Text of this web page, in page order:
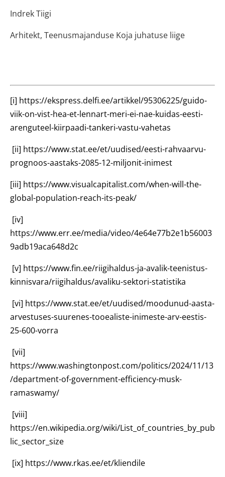
Indrek Tiigi
Arhitekt, Teenusmajanduse Koja juhatuse liige
[i] https://ekspress.delfi.ee/artikkel/95306225/guido-
viik-on-vist-hea-et-lennart-meri-ei-nae-kuidas-eesti-
arenguteel-kiirpaadi-tankeri-vastu-vahetas
[ii] https://www.stat.ee/et/uudised/eesti-rahvaarvu-
prognoos-aastaks-2085-12-miljonit-inimest
[iii] https://www.visualcapitalist.com/when-will-the-
global-population-reach-its-peak/
[iv]
https://www.err.ee/media/video/4e64e77b2e1b56003
9adb19aca648d2c
[v] https://www.fin.ee/riigihaldus-ja-avalik-teenistus-
kinnisvara/riigihaldus/avaliku-sektori-statistika
[vi] https://www.stat.ee/et/uudised/moodunud-aasta-
arvestuses-suurenes-tooealiste-inimeste-arv-eestis-
25-600-vorra
[vii]
https://www.washingtonpost.com/politics/2024/11/13
/department-of-government-efficiency-musk-
ramaswamy/
[viii]
https://en.wikipedia.org/wiki/List_of_countries_by_pub
lic_sector_size
[ix] https://www.rkas.ee/et/kliendile